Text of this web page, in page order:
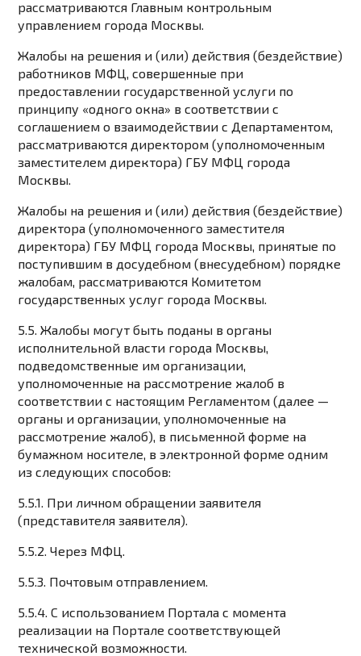
рассматриваются Главным контрольным
управлением города Москвы.
Жалобы на решения и (или) действия (бездействие)
работников МФЦ, совершенные при
предоставлении государственной услуги по
принципу «одного окна» в соответствии с
соглашением о взаимодействии с Департаментом,
рассматриваются директором (уполномоченным
заместителем директора) ГБУ МФЦ города
Москвы.
Жалобы на решения и (или) действия (бездействие)
директора (уполномоченного заместителя
директора) ГБУ МФЦ города Москвы, принятые по
поступившим в досудебном (внесудебном) порядке
жалобам, рассматриваются Комитетом
государственных услуг города Москвы.
5.5. Жалобы могут быть поданы в органы
исполнительной власти города Москвы,
подведомственные им организации,
уполномоченные на рассмотрение жалоб в
соответствии с настоящим Регламентом (далее —
органы и организации, уполномоченные на
рассмотрение жалоб), в письменной форме на
бумажном носителе, в электронной форме одним
из следующих способов:
5.5.1. При личном обращении заявителя
(представителя заявителя).
5.5.2. Через МФЦ.
5.5.3. Почтовым отправлением.
5.5.4. С использованием Портала с момента
реализации на Портале соответствующей
технической возможности.